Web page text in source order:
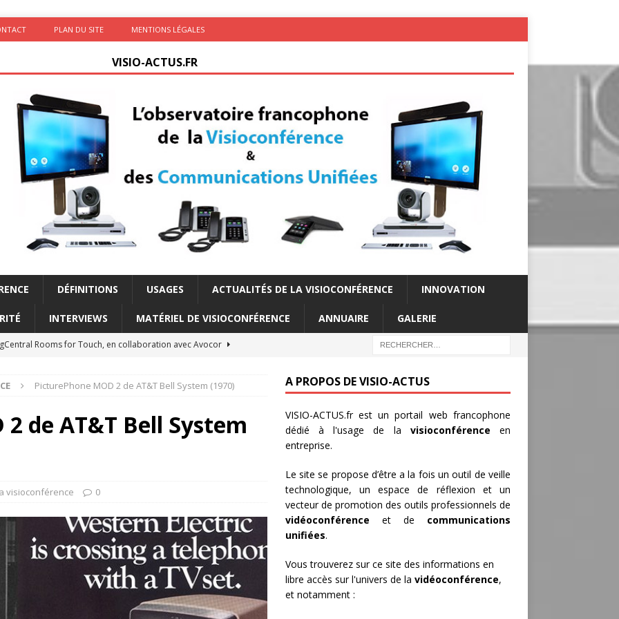
PLAN DU SITE MENTIONS LÉGALES
VISIO-ACTUS.FR
DÉFINITIONS USAGES ACTUALITÉS DE LA VISIOCONFÉRENCE INNOVATION
INTERVIEWS MATÉRIEL DE VISIOCONFÉRENCE ANNUAIRE GALERIE
Rooms for Touch, en collaboration avec Avocor
incrustation (picture-in-picture)
LEXIQUE DE LA
: Switchboard entend révolutionner les outils de collaboration en
PicturePhone MOD 2 de AT&T Bell System (1970)
de AT&T Bell System
visioconférence 0
A PROPOS DE VISIO-ACTUS
VISIO-ACTUS.frest un portail web francophone
dédié à l'usage de la visioconférence
en
entreprise.
Le site se propose d’être a la fois un outil de veille
technologique, un espace de réflexion et un
vecteur de promotion des outils professionnels de
vidéoconférence et de communications
unifiées.
Vous trouverez sur ce site des informations en
libre accès sur l'univers de la vidéoconférence,
et notamment :